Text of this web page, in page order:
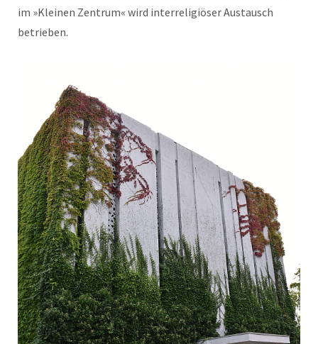
im »Kleinen Zentrum« wird interreligiöser Austausch
betrieben.